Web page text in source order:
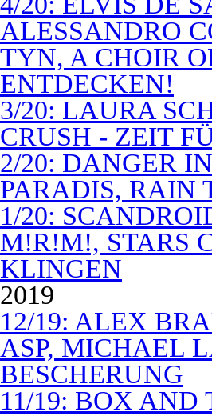
ALESSANDRO
TYN, A CHOIR
ENTDECKEN!
3/20: LAURA
CRUSH - ZEIT
2/20: DANGER
PARADIS, RAIN
1/20:
M!R!M!, STARS
KLINGEN
2019
12/19: ALEX
ASP, MICHAEL
BESCHERUNG
11/19: BOX AND